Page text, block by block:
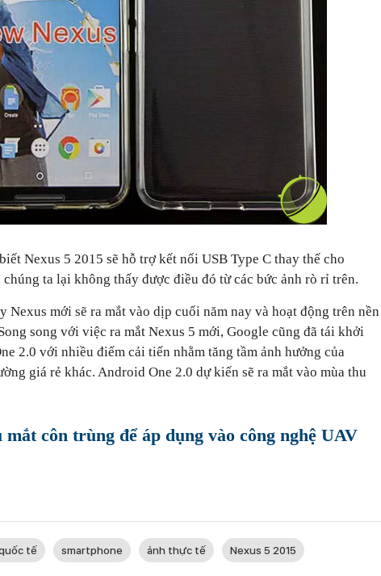
Nexus 5 2015 sẽ hỗ trợ kết nối USB Type C thay thế cho
ta lại không thấy được điều đó từ các bức ảnh rò rỉ trên.
Nexus mới sẽ ra mắt vào dịp cuối năm nay và hoạt động trên nền
song với việc ra mắt Nexus 5 mới, Google cũng đã tái khởi
2.0 với nhiều điểm cải tiến nhằm tăng tầm ảnh hưởng của
giá rẻ khác. Android One 2.0 dự kiến sẽ ra mắt vào mùa thu
mắt côn trùng để áp dụng vào công nghệ UAV
tế smartphone ảnh thực tế Nexus 5 2015